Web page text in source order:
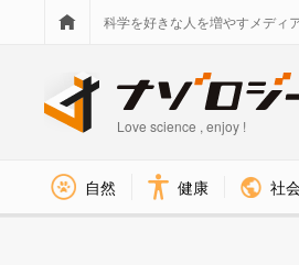
科学を好きな人を増やすメディ
Love science , enjoy !
自然 健康 社